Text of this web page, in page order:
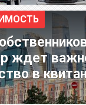
ждет
в